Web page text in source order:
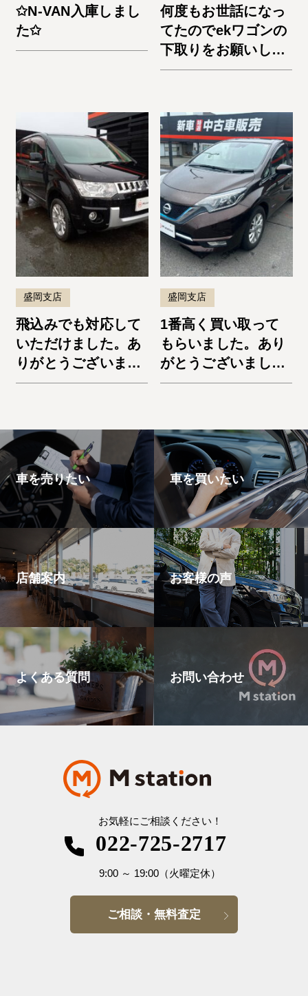
✩N-VAN入庫しまし
た✩
何度もお世話になっ
てたのでekワゴンの
下取りをお願いしま
した。納車までスム
す！
盛岡支店
飛込みでも対応して
いただけました。あ
りがとうございまし
た。デリカD:5
盛岡支店
1番高く買い取って
もらいました。あり
がとうございまし
た。ノートe-Power
車を売りたい 車を買いたい
店舗案内 お客様の声
よくある質問 お問い合わせ
お気軽にご相談ください！
022-725-2717
9:00～ 19:00（火曜定休）
ご相談・無料査定